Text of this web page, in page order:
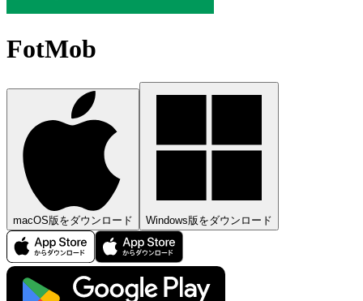
FotMob
macOS版をダウンロード Windows版をダウンロード